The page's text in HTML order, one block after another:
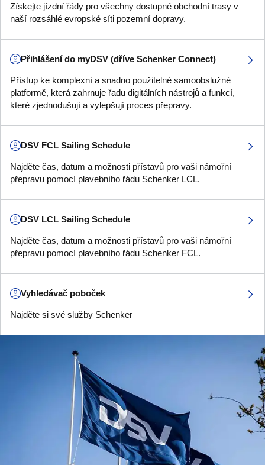
Získejte jízdní řády pro všechny dostupné obchodní trasy v
naší rozsáhlé evropské síti pozemní dopravy.
Přihlášení do myDSV (dříve Schenker Connect)
Přístup ke komplexní a snadno použitelné samoobslužné
platformě, která zahrnuje řadu digitálních nástrojů a funkcí,
které zjednodušují a vylepšují proces přepravy.
DSV FCL Sailing Schedule
Najděte čas, datum a možnosti přístavů pro vaši námořní
přepravu pomocí plavebního řádu Schenker LCL.
DSV LCL Sailing Schedule
Najděte čas, datum a možnosti přístavů pro vaši námořní
přepravu pomocí plavebního řádu Schenker FCL.
Vyhledávač poboček
Najděte si své služby Schenker